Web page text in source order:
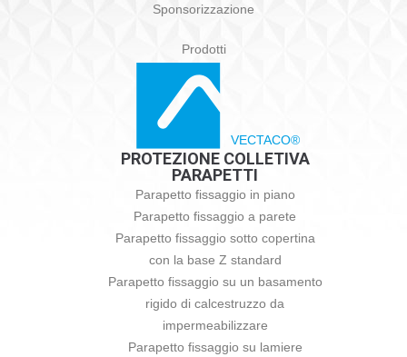
Sponsorizzazione
Prodotti
VECTACO®
PROTEZIONE COLLETIVA
PARAPETTI
Parapetto fissaggio in piano
Parapetto fissaggio a parete
Parapetto fissaggio sotto copertina
con la base Z standard
Parapetto fissaggio su un basamento
rigido di calcestruzzo da
impermeabilizzare
Parapetto fissaggio su lamiere